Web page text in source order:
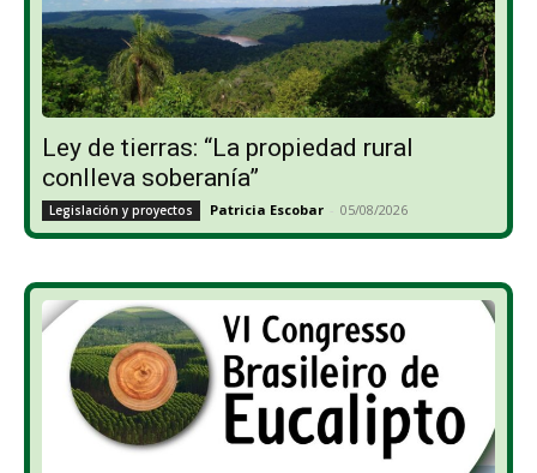
Ley de tierras: “La propiedad rural
conlleva soberanía”
Legislación y proyectos Patricia Escobar - 05/08/2026